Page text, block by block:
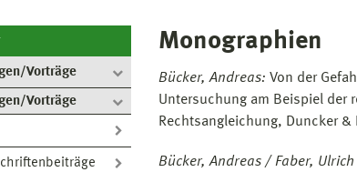
Vorträge
Vorträge
Monographien
Bücker, Andreas: Von der
Untersuchung am Beispiel der
Rechtsangleichung, Duncker
Bücker, Andreas / Faber,